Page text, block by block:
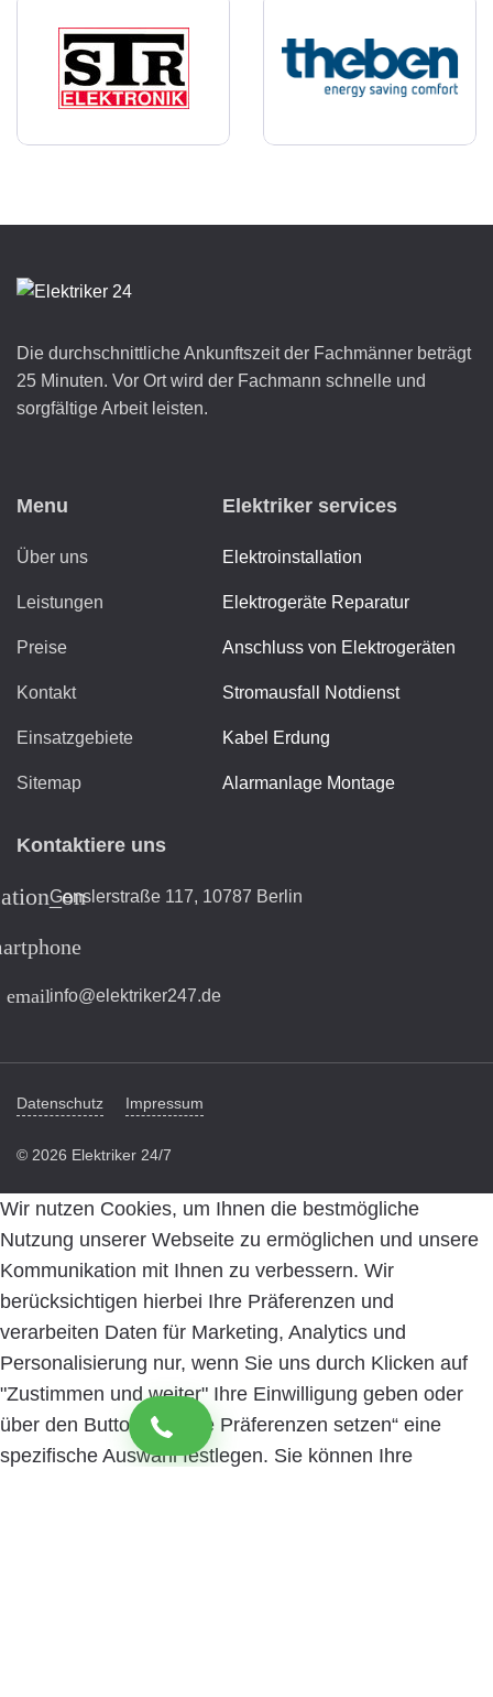
Die durchschnittliche Ankunftszeit der Fachmänner beträgt
25 Minuten. Vor Ort wird der Fachmann schnelle und
sorgfältige Arbeit leisten.
Menu
Über uns
Leistungen
Preise
Kontakt
Einsatzgebiete
Sitemap
Elektriker services
Elektroinstallation
Elektrogeräte Reparatur
Anschluss von Elektrogeräten
Stromausfall Notdienst
Kabel Erdung
Alarmanlage Montage
Kontaktiere uns
Genslerstraße 117, 10787 Berlin
emailinfo@elektriker247.de
Datenschutz Impressum
© 2026 Elektriker 24/7
Wir nutzen Cookies, um Ihnen die bestmögliche
Nutzung unserer Webseite zu ermöglichen und unsere
Kommunikation mit Ihnen zu verbessern. Wir
berücksichtigen hierbei Ihre Präferenzen und
verarbeiten Daten für Marketing, Analytics und
Personalisierung nur, wenn Sie uns durch Klicken auf
"Zustimmen und weiter" Ihre Einwilligung geben oder
über den Button „Cookie Präferenzen setzen“ eine
spezifische Auswahl festlegen. Sie können Ihre